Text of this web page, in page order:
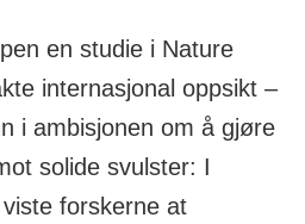
en studie i Nature
internasjonal oppsikt –
i ambisjonen om å gjøre
solide svulster: I
forskerne at